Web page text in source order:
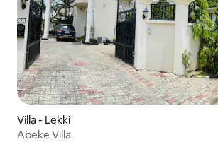
Villa - Lekki
Abeke Villa